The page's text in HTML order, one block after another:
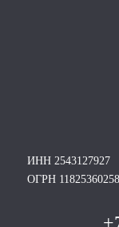
ИНН 2543127927
ОГРН